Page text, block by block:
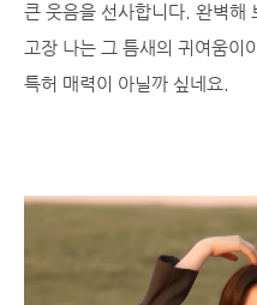
큰 웃음을 선사합니다. 완벽해
고장 나는 그 틈새의 귀여움이
특허 매력이 아닐까 싶네요.